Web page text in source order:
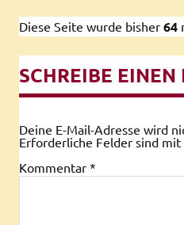
Diese Seite wurde bisher 64
SCHREIBE
Deine E-Mail-Adresse wird
Erforderliche Felder sind mit
Kommentar *